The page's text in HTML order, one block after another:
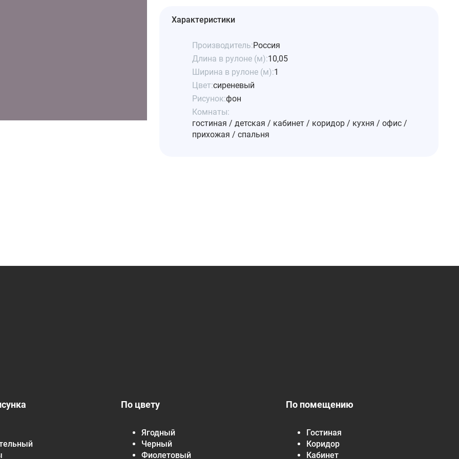
Характеристики
Производитель:Россия
Длина в рулоне (м):10,05
Ширина в рулоне (м):1
Цвет:сиреневый
Рисунок:фон
Комнаты:
гостиная / детская / кабинет / коридор / кухня / офис /
прихожая / спальня
По цвету
Ягодный
Черный
Фиолетовый
По помещению
Гостиная
Коридор
Кабинет